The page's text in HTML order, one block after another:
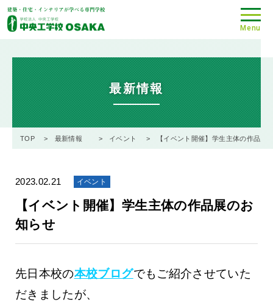
最新情報
TOP 最新情報 イベント 【イベント開催】学生主体の作品展
2023.02.21 イベント
【イベント開催】学生主体の作品展のお
知らせ
先日本校の本校ブログでもご紹介させていた
だきましたが、
Menu